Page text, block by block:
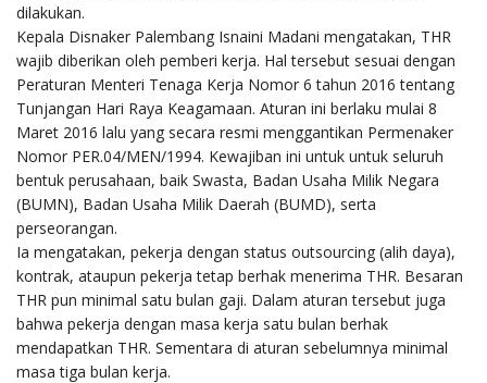
dilakukan.
Kepala Disnaker Palembang Isnaini Madani mengatakan, THR
wajib diberikan oleh pemberi kerja. Hal tersebut sesuai dengan
Peraturan Menteri Tenaga Kerja Nomor 6 tahun 2016 tentang
Tunjangan Hari Raya Keagamaan. Aturan ini berlaku mulai 8
Maret 2016 lalu yang secara resmi menggantikan Permenaker
Nomor PER.04/MEN/1994. Kewajiban ini untuk untuk seluruh
bentuk perusahaan, baik Swasta, Badan Usaha Milik Negara
(BUMN), Badan Usaha Milik Daerah (BUMD), serta
perseorangan.
Ia mengatakan, pekerja dengan status outsourcing (alih daya),
kontrak, ataupun pekerja tetap berhak menerima THR. Besaran
THR pun minimal satu bulan gaji. Dalam aturan tersebut juga
bahwa pekerja dengan masa kerja satu bulan berhak
mendapatkan THR. Sementara di aturan sebelumnya minimal
masa tiga bulan kerja.